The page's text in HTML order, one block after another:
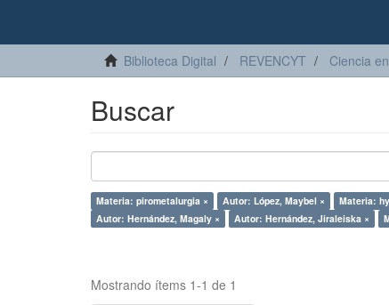
Biblioteca Digital REVENCYT Ciencia
Buscar
Materia: pirometalurgia × Autor: López, Maybel × Materia:
Autor: Hernández, Magaly ×
Autor: Hernández, Jiraleiska ×
Mostrando ítems 1-1 de 1